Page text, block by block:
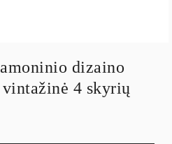
dizaino
4 skyrių